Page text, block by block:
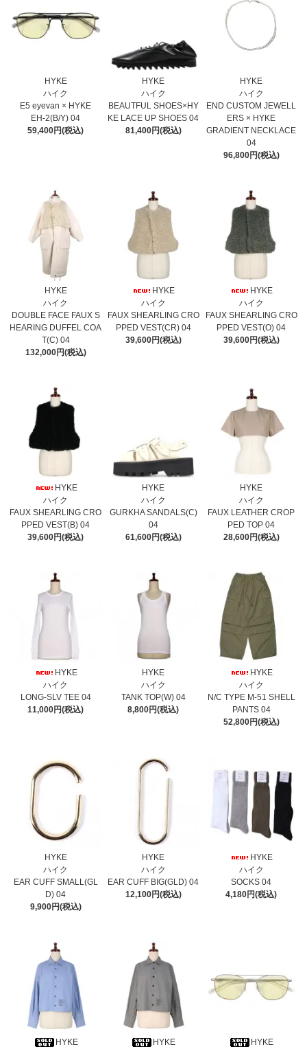
HYKE
ハイク
E5 eyevan × HYKE
EH-2(B/Y) 04
59,400円(税込)
HYKE
ハイク
BEAUTFUL SHOES×HY
KE LACE UP SHOES 04
81,400円(税込)
HYKE
ハイク
END CUSTOM JEWELL
ERS × HYKE
GRADIENT NECKLACE
04
96,800円(税込)
HYKE
ハイク
DOUBLE FACE FAUX S
HEARING DUFFEL COA
T(C) 04
132,000円(税込)
HYKE
ハイク
FAUX SHEARLING CRO
PPED VEST(CR) 04
39,600円(税込)
HYKE
ハイク
FAUX SHEARLING CRO
PPED VEST(O) 04
39,600円(税込)
HYKE
ハイク
FAUX SHEARLING CRO
PPED VEST(B) 04
39,600円(税込)
HYKE
ハイク
GURKHA SANDALS(C)
04
61,600円(税込)
HYKE
ハイク
FAUX LEATHER CROP
PED TOP 04
28,600円(税込)
HYKE
ハイク
LONG-SLV TEE 04
11,000円(税込)
HYKE
ハイク
TANK TOP(W) 04
8,800円(税込)
HYKE
ハイク
N/C TYPE M-51 SHELL
PANTS 04
52,800円(税込)
HYKE
ハイク
EAR CUFF SMALL(GL
D) 04
9,900円(税込)
HYKE
ハイク
EAR CUFF BIG(GLD) 04
12,100円(税込)
HYKE
ハイク
SOCKS 04
4,180円(税込)
HYKE HYKE HYKE